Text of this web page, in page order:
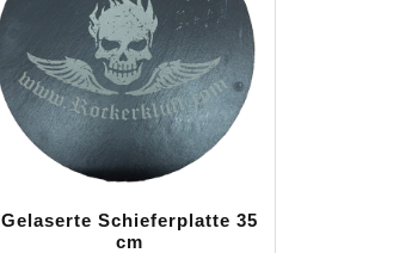
Gelaserte Schieferplatte 35
cm